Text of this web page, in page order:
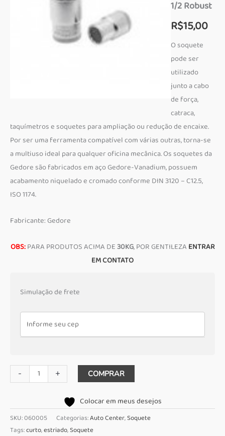
1/2 Robust
R$15,00
O soquete
pode ser
utilizado
junto a cabo
de força,
catraca,
taquímetros e soquetes para ampliação ou redução de encaixe.
Por ser uma ferramenta compatível com várias outras, torna-se
a multiuso ideal para qualquer oficina mecânica. Os soquetes da
Gedore são fabricados em aço Gedore-Vanadium, possuem
acabamento niquelado e cromado conforme DIN 3120 – C12.5,
ISO 1174.
Fabricante: Gedore
OBS:PARA PRODUTOS ACIMA DE30KG, POR GENTILEZA ENTRAR
EM CONTATO
Simulação de frete
-
Soquete
Estriado
14mm
Enc
+ COMPRAR
Colocar em meus desejos
SKU:060005 Categorias:Auto Center,Soquete
Tags:curto,estriado,Soquete